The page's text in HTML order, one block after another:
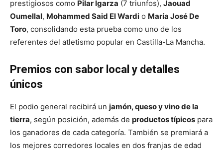
prestigiosos como Pilar Igarza (7 triunfos), Jaouad
Oumellal, Mohammed Said El Wardi o María José De
Toro, consolidando esta prueba como uno de los
referentes del atletismo popular en Castilla-La Mancha.
Premios con sabor local y detalles
únicos
El podio general recibirá un jamón, queso y vino de la
tierra, según posición, además de productos típicos para
los ganadores de cada categoría. También se premiará a
los mejores corredores locales en dos franjas de edad